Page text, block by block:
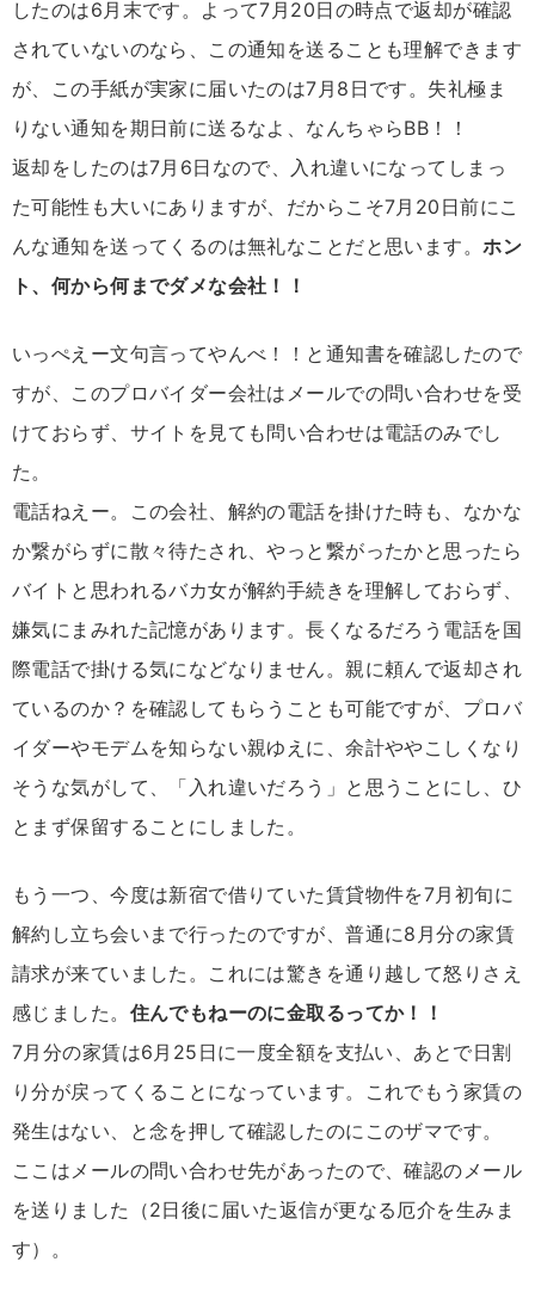
したのは6月末です。よって7月20日の時点で返却が確認
されていないのなら、この通知を送ることも理解できます
が、この手紙が実家に届いたのは7月8日です。失礼極ま
りない通知を期日前に送るなよ、なんちゃらBB！！
返却をしたのは7月6日なので、入れ違いになってしまっ
た可能性も大いにありますが、だからこそ7月20日前にこ
んな通知を送ってくるのは無礼なことだと思います。ホン
ト、何から何までダメな会社！！
いっぺえー文句言ってやんべ！！と通知書を確認したので
すが、このプロバイダー会社はメールでの問い合わせを受
けておらず、サイトを見ても問い合わせは電話のみでし
た。
電話ねえー。この会社、解約の電話を掛けた時も、なかな
か繋がらずに散々待たされ、やっと繋がったかと思ったら
バイトと思われるバカ女が解約手続きを理解しておらず、
嫌気にまみれた記憶があります。長くなるだろう電話を国
際電話で掛ける気になどなりません。親に頼んで返却され
ているのか？を確認してもらうことも可能ですが、プロバ
イダーやモデムを知らない親ゆえに、余計ややこしくなり
そうな気がして、「入れ違いだろう」と思うことにし、ひ
とまず保留することにしました。
もう一つ、今度は新宿で借りていた賃貸物件を7月初旬に
解約し立ち会いまで行ったのですが、普通に8月分の家賃
請求が来ていました。これには驚きを通り越して怒りさえ
感じました。 住んでもねーのに金取るってか！！
7月分の家賃は6月25日に一度全額を支払い、あとで日割
り分が戻ってくることになっています。これでもう家賃の
発生はない、と念を押して確認したのにこのザマです。
ここはメールの問い合わせ先があったので、確認のメール
を送りました（2日後に届いた返信が更なる厄介を生みま
す）。